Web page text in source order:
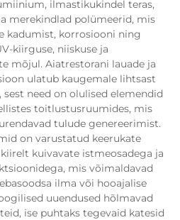
ilmastikukindel teras,
merekindlad polümeerid, mis
kadumist, korrosiooni ning
kiirguse, niiskuse ja
mõjul. Aiatrestorani lauade ja
ulatub kaugemale lihtsast
need on olulised elemendid
toitlustusruumides, mis
tulude genereerimist.
on varustatud keerukate
kuivavate istmeosadega ja
mis võimaldavad
ilma või hooajalise
uuendused hõlmavad
ise puhtaks tegevaid katesid